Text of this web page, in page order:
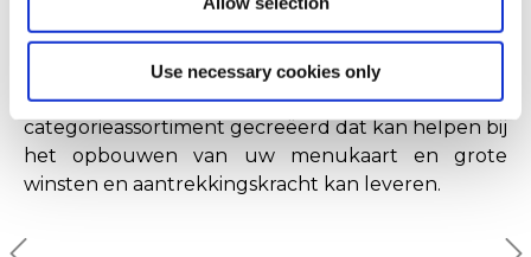
Use necessary cookies only
Een winstgevend menu moet bestaan uit ten
minste één item in de 3 belangrijkste gewenste
gebieden. Daarom hebben we een
categorieassortiment gecreëerd dat kan helpen bij
het opbouwen van uw menukaart en grote
winsten en aantrekkingskracht kan leveren.